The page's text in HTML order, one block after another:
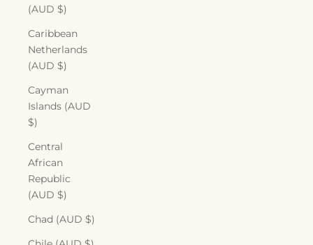
(AUD $)
Caribbean
Netherlands
(AUD $)
Cayman
Islands (AUD
$)
Central
African
Republic
(AUD $)
Chad (AUD $)